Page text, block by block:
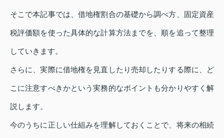
そこで本記事では、借地権割合の基礎から調べ方、固定資産
税評価額を使った具体的な計算方法までを、順を追って整理
していきます。
さらに、実際に借地権を見直したり売却したりする際に、ど
こに注意すべきかという実務的なポイントも分かりやすく解
説します。
今のうちに正しい仕組みを理解しておくことで、将来の相続